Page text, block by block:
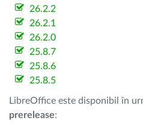
26.2.2
26.2.1
26.2.0
25.8.7
25.8.6
25.8.5
LibreOffice este disponibil în
prerelease: